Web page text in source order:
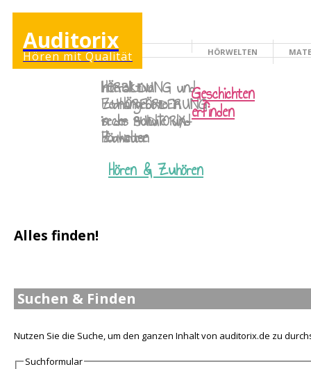
Auditorix
Hören mit Qualität ERWACHSENENSEITE
HÖRWELTEN
Hören & Zuhören
Geschichten
erfinden
Interaktive
Lernangebote in
sechs AUDITORIX-
Hörwelten
HÖRBILDUNG und
ZUHÖRFÖRDERUNG
in der Schule und
Zuhause
Alles finden!
Suchen & Finden
Nutzen Sie die Suche, um den ganzen Inhalt von auditorix.de zu
Suchformular